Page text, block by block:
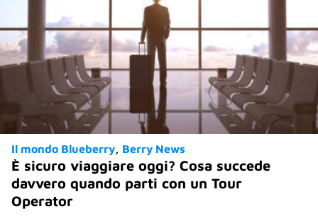
Il mondo Blueberry Berry News
È sicuro viaggiare oggi? Cosa succede
davvero quando parti con un Tour
Operator